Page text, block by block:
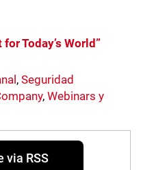
Today’s World”
,Seguridad
,Webinars y
via RSS